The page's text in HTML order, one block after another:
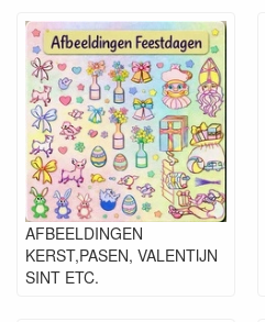
AFBEELDINGEN
KERST,PASEN, VALENTIJN
SINT ETC.